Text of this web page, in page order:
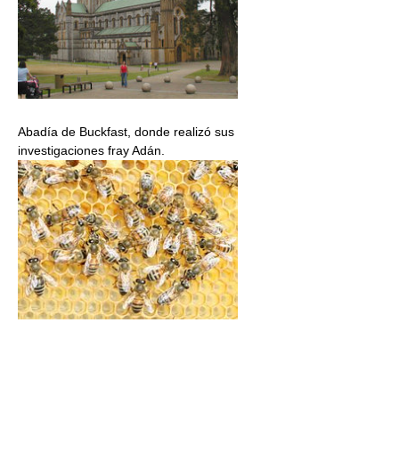
Abadía de Buckfast, donde realizó sus
investigaciones fray Adán.